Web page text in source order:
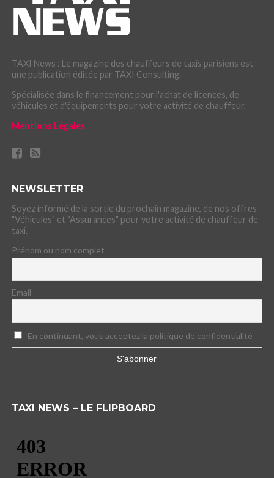
TAXI News : Le magazine des chauffeurs de taxis parisiens est
une publication éditée par TAXI Consulting.
Spécialisée dans le financement pour l'achat de licences, de
véhicules et d'équipements pour votre activité de chauffeur.
Mentions Légales
NEWSLETTER
Soyez informé de la sortie du prochain magazine, de nos offres
"Véhicules" et "Assurances" pour votre activité de chauffeur de
taxi.
Prénom ou nom complet
Email
En continuant, vous acceptez la politique de confidentialité
TAXI NEWS – LE FLIPBOARD